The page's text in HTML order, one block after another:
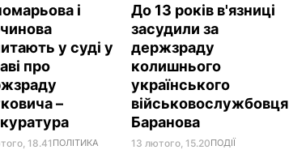
і
у суді у
про
–
18.41 ПОЛІТИКА
До 13 років в'язниці
засудили за
держзраду
колишнього
українського
військовослужбовця
Баранова
13 лютого, 15.20ПОДІЇ